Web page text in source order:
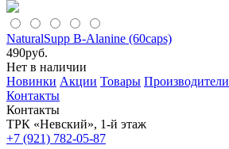
NaturalSupp B-Alanine (60caps)
490руб.
Нет в наличии
Новинки Акции Товары Производители
Контакты
Контакты
ТРК «Невский», 1-й этаж
+7 (921) 782-05-87